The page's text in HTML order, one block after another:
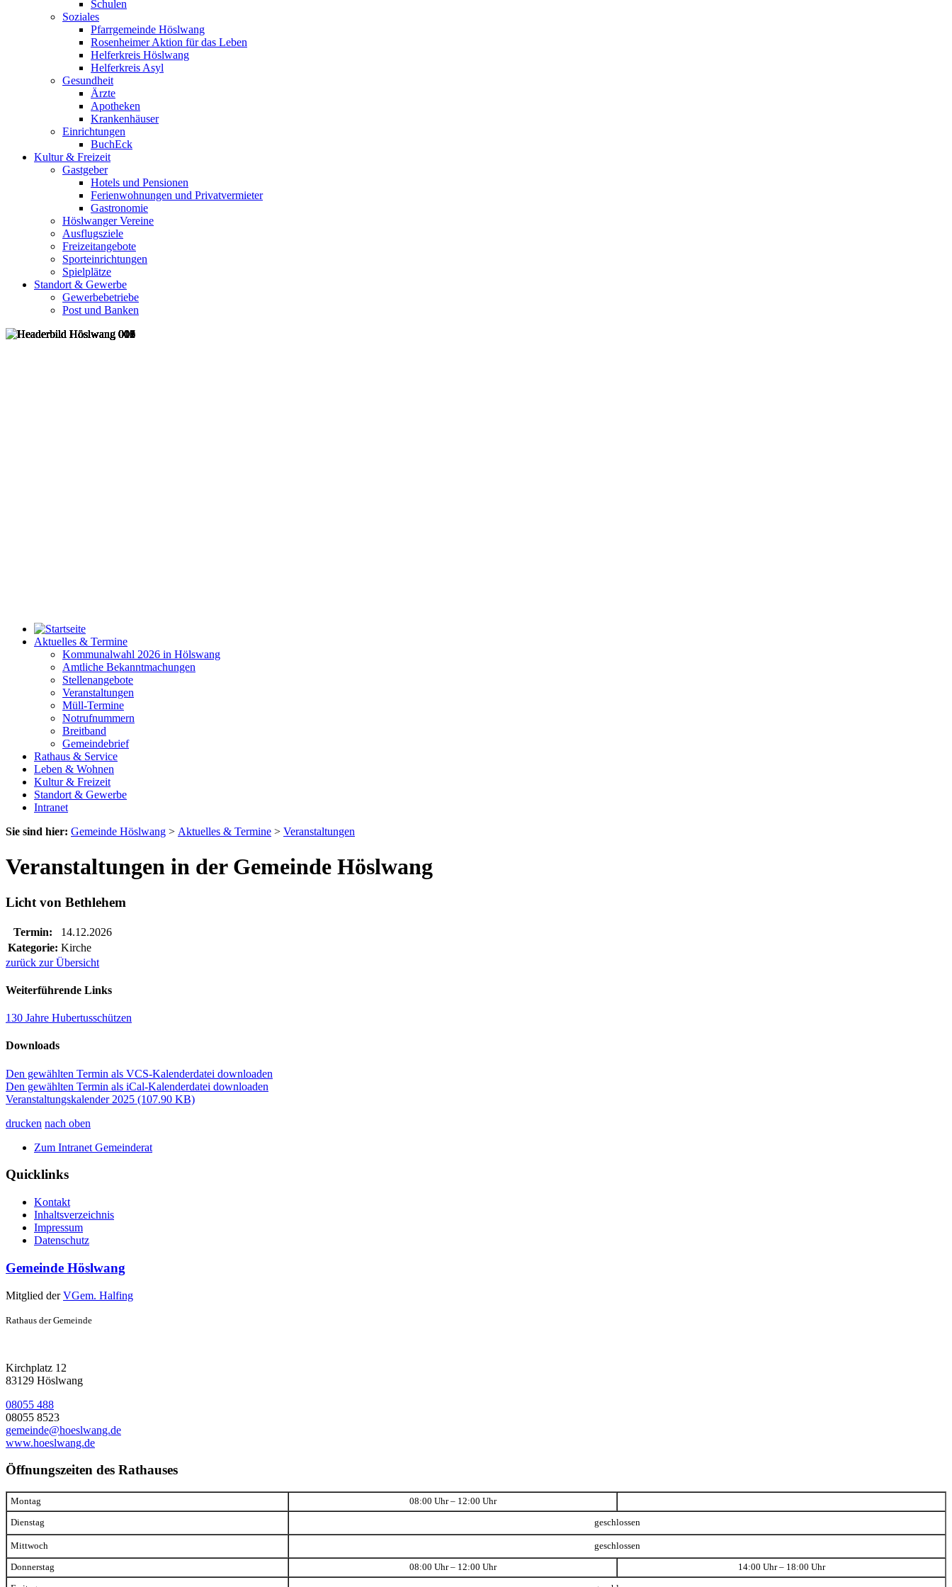
Schulen
Soziales
Pfarrgemeinde Höslwang
Rosenheimer Aktion für das Leben
Helferkreis Höslwang
Helferkreis Asyl
Gesundheit
Ärzte
Apotheken
Krankenhäuser
Einrichtungen
BuchEck
Kultur & Freizeit
Gastgeber
Hotels und Pensionen
Ferienwohnungen und Privatvermieter
Gastronomie
Höslwanger Vereine
Ausflugsziele
Freizeitangebote
Sporteinrichtungen
Spielplätze
Standort & Gewerbe
Gewerbebetriebe
Post und Banken
Aktuelles & Termine
Kommunalwahl 2026 in Hölswang
Amtliche Bekanntmachungen
Stellenangebote
Veranstaltungen
Müll-Termine
Notrufnummern
Breitband
Gemeindebrief
Rathaus & Service
Leben & Wohnen
Kultur & Freizeit
Standort & Gewerbe
Intranet
Sie sind hier: Gemeinde Höslwang > Aktuelles & Termine > Veranstaltungen
Veranstaltungen in der Gemeinde Höslwang
Licht von Bethlehem
Termin:
14.12.2026
Kategorie: Kirche
zurück zur Übersicht
Weiterführende Links
130 Jahre Hubertusschützen
Downloads
Den gewählten Termin als VCS-Kalenderdatei downloaden
Den gewählten Termin als iCal-Kalenderdatei downloaden
Veranstaltungskalender 2025 (107.90 KB)
drucken nach oben
Zum Intranet Gemeinderat
Quicklinks
Kontakt
Inhaltsverzeichnis
Impressum
Datenschutz
Gemeinde Höslwang
Mitglied derVGem. Halfing
Rathaus der Gemeinde
Kirchplatz 12
83129 Höslwang
08055 488
08055 8523
gemeinde@hoeslwang.de
www.hoeslwang.de
Öffnungszeiten des Rathauses
Montag 08:00 Uhr – 12:00 Uhr
Dienstag geschlossen
Mittwoch geschlossen
Donnerstag 08:00 Uhr – 12:00 Uhr 14:00 Uhr – 18:00 Uhr